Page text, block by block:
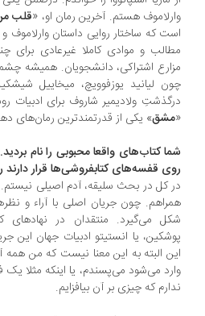
هستم. آخرین رمان او، «قلب من پاول
که ساختار روایی داستان وارلاموف و یوسف
و موادی کاملا غیرعادی برای چنین
اشتراکی، دانشجویان. همیشه چشم به
لیانید یوزفوویچ، میخاییل شیشکین و
ولادیمیر شاروف برای ادبیات روسی
» یکی از قدرتمندترین رمان‌های دهه‌های
کتاب‌های واقعا محبوبی را نام بردید.
قفسه‌های کتابفروشی‌ها قرار دارند را
کل در بحث سلیقه، آدم اصیلی نیستم. تا حد
چون جریان اصلی با آراء و نظرهای
می‌گیرد. منتقدان در نهادهای کمتر
یا انستیتو ادبیات جهان این جریان
البته به این معنا نیست که من همه آنچه
می‌شود می‌پسندم، یا اینکه مثلا یک
که چیزی بر آن بیافزایم.